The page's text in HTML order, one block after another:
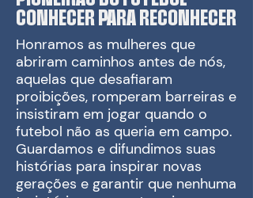
CONHECER PARA RECONHECER
Honramos as mulheres que
abriram caminhos antes de nós,
aquelas que desafiaram
proibições, romperam barreiras e
insistiram em jogar quando o
futebol não as queria em campo.
Guardamos e difundimos suas
histórias para inspirar novas
gerações e garantir que nenhuma